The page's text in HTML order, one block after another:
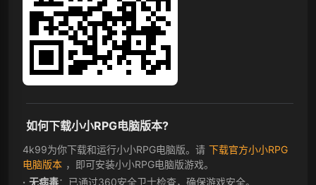
如何下载小小RPG电脑版本?
4k99为你下载和运行小小RPG电脑版。请 下载官方小小RPG
电脑版本 ，即可安装小小RPG电脑版游戏。
无病毒：已通过360安全卫士检查，确保游戏安全。